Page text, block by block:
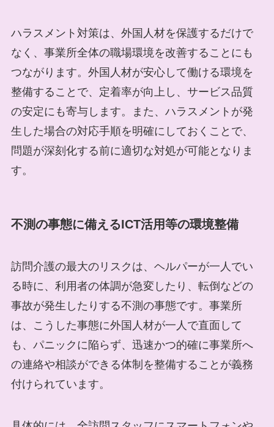
ハラスメント対策は、外国人材を保護するだけで
なく、事業所全体の職場環境を改善することにも
つながります。外国人材が安心して働ける環境を
整備することで、定着率が向上し、サービス品質
の安定にも寄与します。また、ハラスメントが発
生した場合の対応手順を明確にしておくことで、
問題が深刻化する前に適切な対処が可能となりま
す。
不測の事態に備えるICT活用等の環境整備
訪問介護の最大のリスクは、ヘルパーが一人でい
る時に、利用者の体調が急変したり、転倒などの
事故が発生したりする不測の事態です。事業所
は、こうした事態に外国人材が一人で直面して
も、パニックに陥らず、迅速かつ的確に事業所へ
の連絡や相談ができる体制を整備することが義務
付けられています。